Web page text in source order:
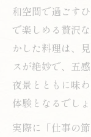
和空間で過ごす
で楽しめる贅沢
かした料理は、
スが絶妙で、五
夜景とともに味
体験となるでしょ
実際に「仕事の